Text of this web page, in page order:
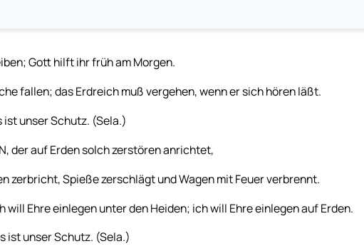
Gott hilft ihr früh am Morgen.
fallen; das Erdreich muß vergehen, wenn er sich hören läßt.
ist unser Schutz. (Sela.)
der auf Erden solch zerstören anrichtet,
zerbricht, Spieße zerschlägt und Wagen mit Feuer verbrennt.
will Ehre einlegen unter den Heiden; ich will Ehre einlegen auf Erden.
ist unser Schutz. (Sela.)